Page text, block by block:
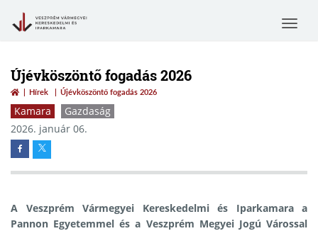
Toggle
Újévköszöntő fogadás 2026
Hírek Újévköszöntő fogadás 2026
Kamara
Gazdaság
2026. január 06.
A Veszprém Vármegyei Kereskedelmi és Iparkamara a
Pannon Egyetemmel és a Veszprém Megyei Jogú Várossal